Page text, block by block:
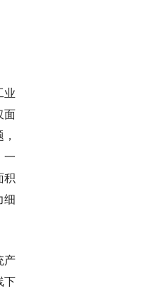
业
面
一
积
细
产
下